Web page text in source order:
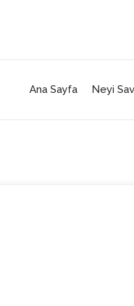
Ana Sayfa Neyi